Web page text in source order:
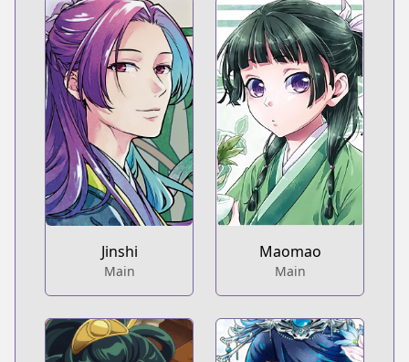
Jinshi
Main
Maomao
Main